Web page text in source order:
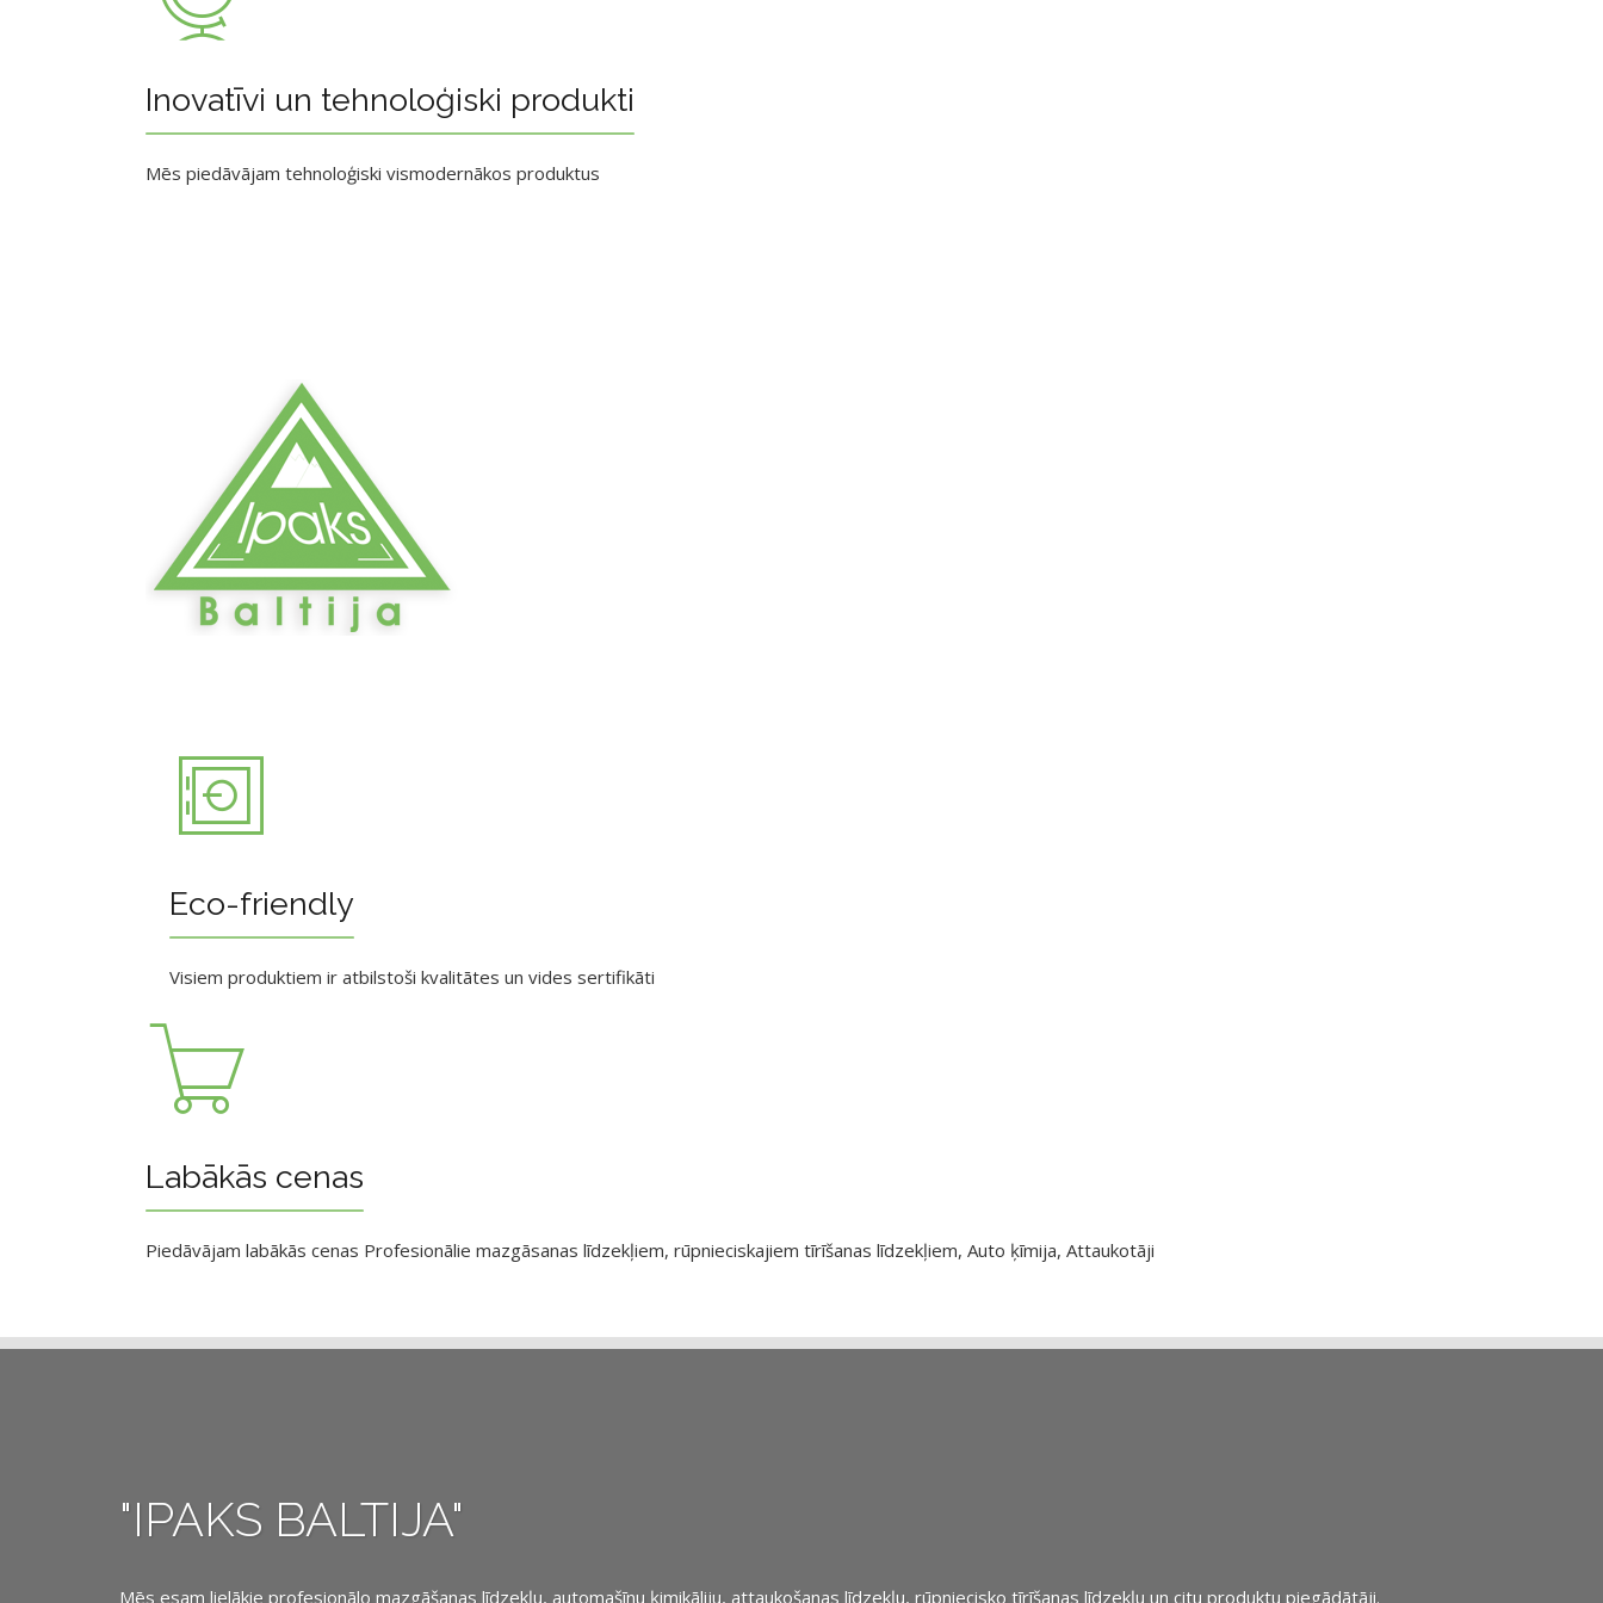
Inovatīvi un tehnoloģiski produkti
Mēs piedāvājam tehnoloģiski vismodernākos produktus
Eco-friendly
Visiem produktiem ir atbilstoši kvalitātes un vides sertifikāti
Labākās cenas
Piedāvājam labākās cenas Profesionālie mazgāsanas līdzekļiem, rūpnieciskajiem tīrīšanas līdzekļiem, Auto ķīmija, Attaukotāji
"IPAKS BALTIJA"
Mēs esam lielākie profesionālo mazgāšanas līdzekļu, automašīnu ķimikāliju, attaukošanas līdzekļu, rūpniecisko tīrīšanas līdzekļu un citu produktu piegādātāji.